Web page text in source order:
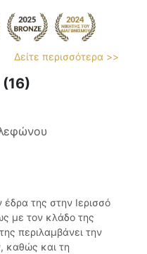
Δείτε περισσότερα >>
(16)
έδρα της στην Ιερισσό
με τον κλάδο της
περιλαμβάνει την
καθώς και τη